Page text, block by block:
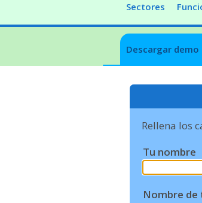
Sectores
Descargar
Rellena los
Tu nombre
Nombre